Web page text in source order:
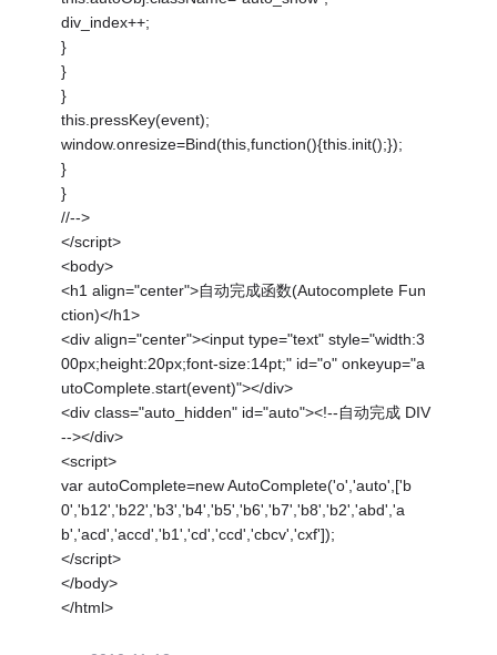
div_index++;
}
}
}
this.pressKey(event);
window.onresize=Bind(this,function(){this.init();});
}
}
//-->
</script>
<body>
<h1 align="center">自动完成函数(Autocomplete Fun
ction)</h1>
<div align="center"><input type="text" style="width:3
00px;height:20px;font-size:14pt;" id="o" onkeyup="a
utoComplete.start(event)"></div>
<div class="auto_hidden" id="auto"><!--自动完成 DIV
--></div>
<script>
var autoComplete=new AutoComplete('o','auto',['b
0','b12','b22','b3','b4','b5','b6','b7','b8','b2','abd','a
b','acd','accd','b1','cd','ccd','cbcv','cxf']);
</script>
</body>
</html>